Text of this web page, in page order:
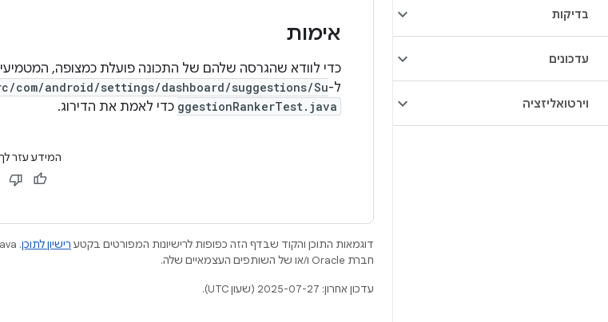
בדיקות
עדכונים
וירטואליזציה
אימות
כדי לוודא שהגרסה שלהם של התכונה פועלת כמצופה,
ל-android/settings/dashboard/suggestions/Su
ggestionRankerTest.java כדי לאמת את הדירוג.
המידע עזר
דוגמאות התוכן והקוד שבדף הזה כפופות לרישיונות המפורטים בקטע רישיון לתוכן
חברת Oracle ו/או של השותפים העצמאיים שלה.
עדכון אחרון: 2025-07-27 (שעון UTC).